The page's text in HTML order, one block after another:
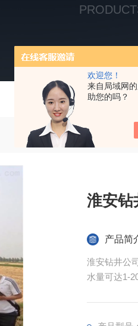
欢迎您！
来自局域网
助您的吗？
淮安钻
产品简
淮安钻井公
水量可达1-